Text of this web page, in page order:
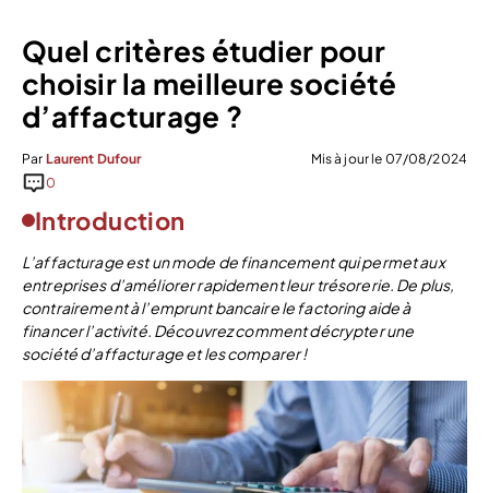
Quel critères étudier pour
choisir la meilleure société
d’affacturage ?
Par Laurent Dufour
Mis à jour le 07/08/2024
0
Introduction
L’affacturage est un mode de financement qui permet aux
entreprises d’améliorer rapidement leur trésorerie. De plus,
contrairement à l’emprunt bancaire le factoring aide à
financer l’activité. Découvrez comment décrypter une
société d’affacturage et les comparer !